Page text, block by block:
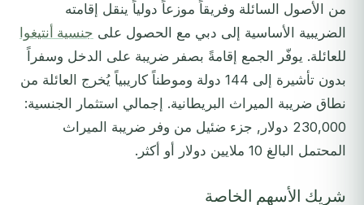
من الأصول السائلة وفريقاً موزعاً دولياً ينقل إقامته
الضريبية الأساسية إلى دبي مع الحصول على جنسية أنتيغوا
للعائلة. يوفّر الجمع إقامةً بصفر ضريبة على الدخل وسفراً
بدون تأشيرة إلى 144 دولة وموطناً كاريبياً يُخرج العائلة من
نطاق ضريبة الميراث البريطانية. إجمالي استثمار الجنسية:
230,000 دولار, جزء ضئيل من وفر ضريبة الميراث
المحتمل البالغ 10 ملايين دولار أو أكثر.
شريك الأسهم الخاصة